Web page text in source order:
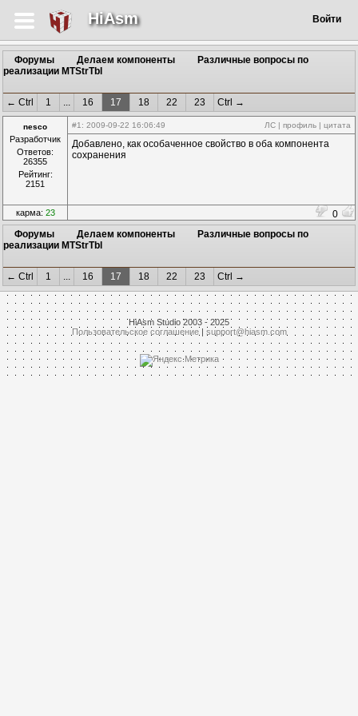
HiAsm Войти
Форумы Делаем компоненты
Различные вопросы по
реализации MTStrTbl
← Ctrl 1 ... 16 17 18 22 23 Ctrl →
nesco
Разработчик
Ответов:
26355
Рейтинг:
2151
#1 : 2009-09-22 16:06:49 ЛС | профиль | цитата
Добавлено, как особаченное свойство в оба компонента
сохранения
карма: 23
0
Форумы
Делаем компоненты
Различные вопросы по
реализации MTStrTbl
← Ctrl 1 ... 16 17 18 22 23 Ctrl →
HiAsm Studio 2003 - 2025
Пользовательское соглашение| support@hiasm.com